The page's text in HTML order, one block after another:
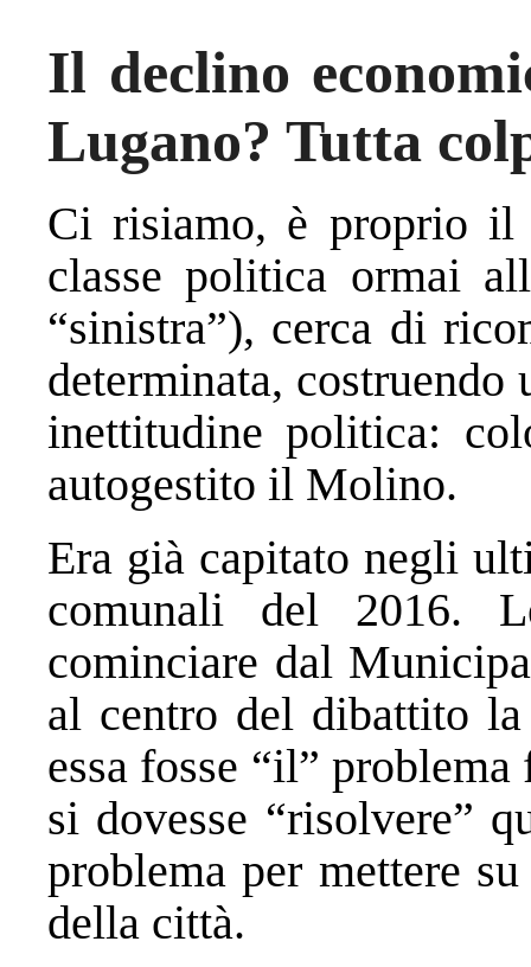
Il declino
Lugano? Tutta
Ci risiamo, è proprio il
classe politica ormai
“sinistra”), cerca di
determinata,
inettitudine politica:
autogestito il Molino.
Era già capitato negli
comunali del 2016.
cominciare dal
al centro del dibattito
essa fosse “il”
si dovesse “risolvere”
problema per mettere
della città.